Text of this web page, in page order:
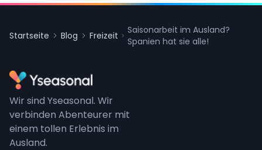
Startseite Blog Freizeit
Saisonarbeit im Ausland?
Spanien hat sie alle!
Wir sind Yseasonal. Wir
verbinden Abenteurer mit
einem tollen Erlebnis im
Ausland.